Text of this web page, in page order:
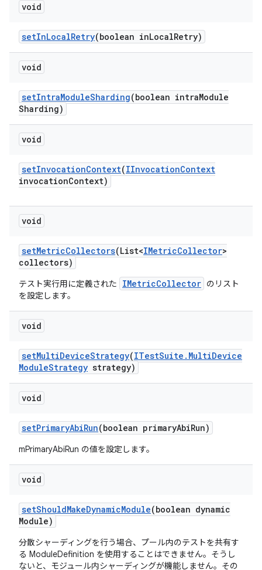
void
setInLocalRetry(boolean inLocalRetry)
void
setIntraModuleSharding(boolean intraModule
Sharding)
void
setInvocationContext(IInvocationContext
invocationContext)
void
setMetricCollectors(List<IMetricCollector>
collectors)
テスト実行用に定義された IMetricCollector のリスト
を設定します。
void
setMultiDeviceStrategy(ITestSuite . MultiDevice
ModuleStrategy strategy)
void
setPrimaryAbiRun(boolean primaryAbiRun)
mPrimaryAbiRun の値を設定します。
void
setShouldMakeDynamicModule(boolean dynamic
Module)
分散シャーディングを行う場合、プール内のテストを共有す
る ModuleDefinition を使用することはできません。そうし
ないと、モジュール内シャーディングが機能しません。その